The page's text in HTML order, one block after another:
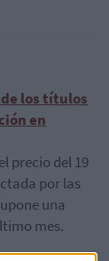
de los títulos
en
precio del 19
por las
una
mes.